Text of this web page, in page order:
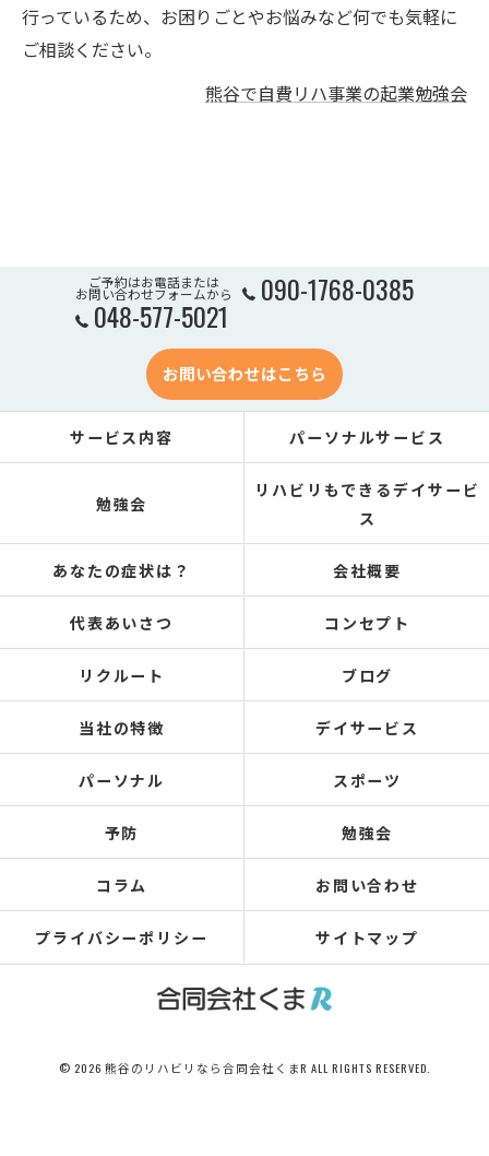
行っているため、お困りごとやお悩みなど何でも気軽に
ご相談ください。
熊谷で自費リハ事業の起業勉強会
ご予約はお電話または
お問い合わせフォームから
048-577-5021
090-1768-0385
お問い合わせはこちら
サービス内容 パーソナルサービス
勉強会
リハビリもできるデイサービ
ス
あなたの症状は？ 会社概要
代表あいさつ コンセプト
リクルート ブログ
当社の特徴 デイサービス
パーソナル スポーツ
予防 勉強会
コラム お問い合わせ
プライバシーポリシー サイトマップ
© 2026 熊谷のリハビリなら合同会社くまR ALL RIGHTS RESERVED.